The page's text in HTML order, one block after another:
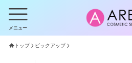
メニュー
トップ ピックアップ